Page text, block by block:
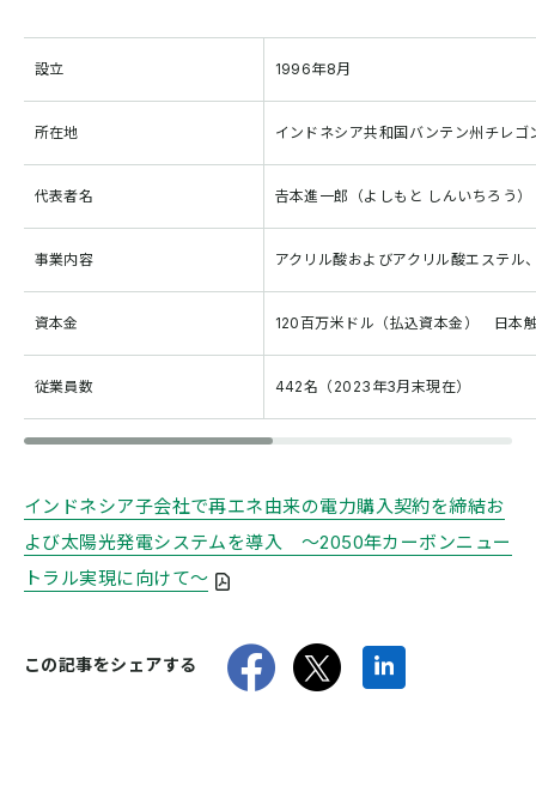
設立 1996年8月
所在地 インドネシア共和国バンテン州チレゴ
代表者名 𠮷本進一郎（よしもと しんいちろう）
事業内容 アクリル酸およびアクリル酸エステル
資本金 120百万米ドル（払込資本金） 日本
従業員数 442名（2023年3月末現在）
インドネシア子会社で再エネ由来の電力購入契約を締結お
よび太陽光発電システムを導入 ～2050年カーボンニュー
トラル実現に向けて～
この記事をシェアする Facebook
twitter